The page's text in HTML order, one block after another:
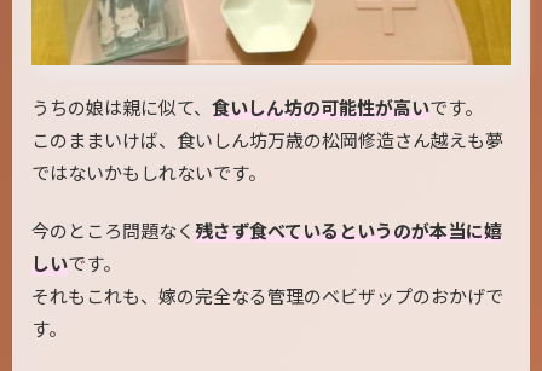
うちの娘は親に似て、 食いしん坊の可能性が高いです。
このままいけば、食いしん坊万歳の松岡修造さん越えも夢
ではないかもしれないです。
今のところ問題なく残さず食べているというのが本当に嬉
しいです。
それもこれも、嫁の完全なる管理のベビザップのおかげで
す。